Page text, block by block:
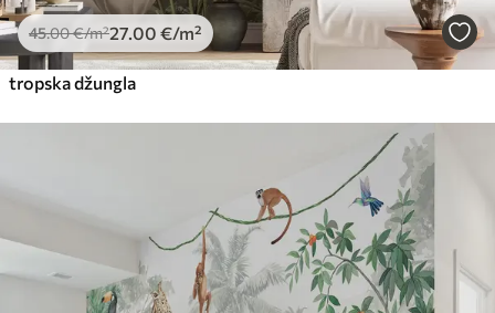
45.00€/m²27 .00 €/m²
tropska džungla